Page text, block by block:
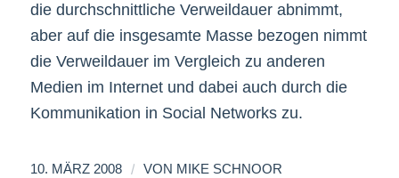
die durchschnittliche Verweildauer abnimmt,
aber auf die insgesamte Masse bezogen nimmt
die Verweildauer im Vergleich zu anderen
Medien im Internet und dabei auch durch die
Kommunikation in Social Networks zu.
10. MÄRZ 2008 / VON MIKE SCHNOOR